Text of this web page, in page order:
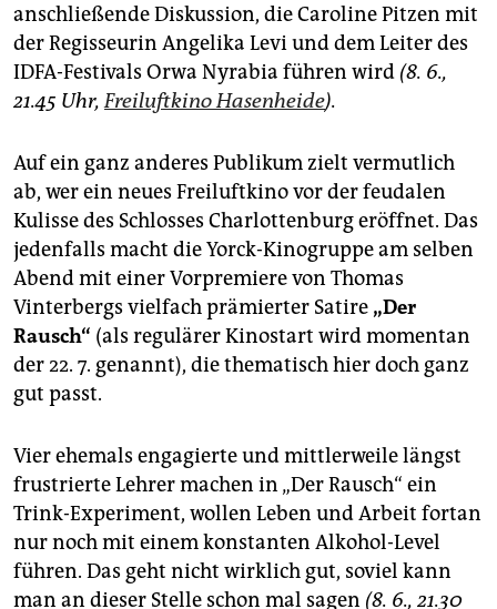
anschließende Diskussion, die Caroline Pitzen mit
der Regisseurin Angelika Levi und dem Leiter des
IDFA-Festivals Orwa Nyrabia führen wird (8. 6.,
21.45 Uhr,Freiluftkino Hasenheide).
Auf ein ganz anderes Publikum zielt vermutlich
ab, wer ein neues Freiluftkino vor der feudalen
Kulisse des Schlosses Charlottenburg eröffnet. Das
jedenfalls macht die Yorck-Kinogruppe am selben
Abend mit einer Vorpremiere von Thomas
Vinterbergs vielfach prämierter Satire „Der
Rausch“ (als regulärer Kinostart wird momentan
der 22. 7. genannt), die thematisch hier doch ganz
gut passt.
Vier ehemals engagierte und mittlerweile längst
frustrierte Lehrer machen in „Der Rausch“ ein
Trink-Experiment, wollen Leben und Arbeit fortan
nur noch mit einem konstanten Alkohol-Level
führen. Das geht nicht wirklich gut, soviel kann
man an dieser Stelle schon mal sagen (8. 6., 21.30